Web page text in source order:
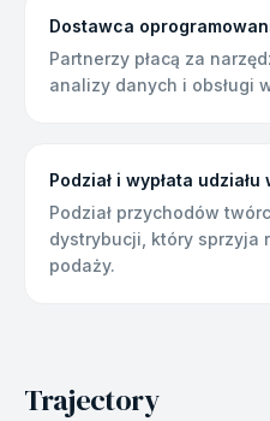
Dostawca
Partnerzy płacą za
analizy danych i obsługi
Podział i wypłata
Podział przychodów
dystrybucji, który sprzyja
podaży.
Trajectory